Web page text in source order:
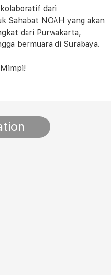
dari
Sahabat NOAH yang akan
dari Purwakarta,
bermuara di Surabaya.